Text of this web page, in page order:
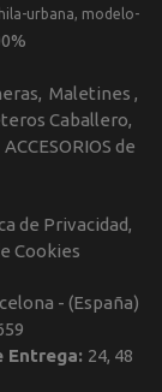
urbana
modelo-
Maletines
Caballero
ACCESORIOS de
de Privacidad
Cookies
- (España)
Entrega: 24, 48